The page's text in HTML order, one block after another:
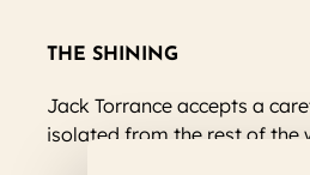
THE SHINING
Jack Torrance accepts a
isolated from the rest of the